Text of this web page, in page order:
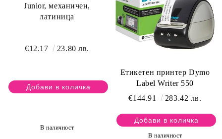
Junior, механичен,
латиница
€12.17 23.80 лв.
В наличност
Етикетен принтер Dymo
Label Writer 550
€144.91
283.42 лв.
В наличност